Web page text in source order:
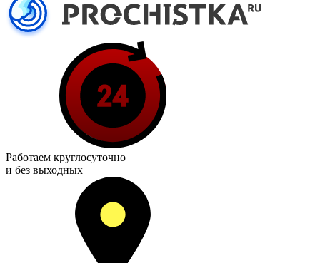
Работаем круглосуточно
и без выходных